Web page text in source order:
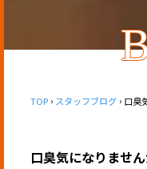
TOP スタッフブログ 口臭
口臭気になりません